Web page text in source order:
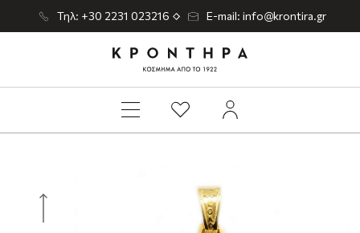
Τηλ: +30 2231 023216 E-mail: info@krontira.gr